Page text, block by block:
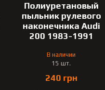
Полиуретановый
пыльник рулевого
наконечника Audi
200 1983-1991
В наличии
15 шт.
240 грн